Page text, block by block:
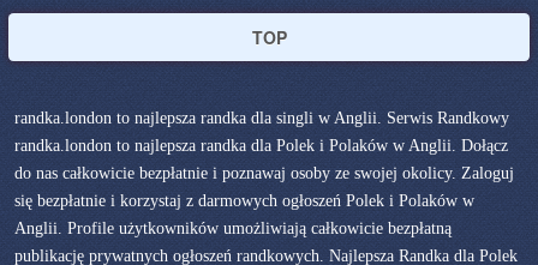
TOP
randka.london to najlepsza randka dla singli w Anglii. Serwis Randkowy
randka.london to najlepsza randka dla Polek i Polaków w Anglii. Dołącz
do nas całkowicie bezpłatnie i poznawaj osoby ze swojej okolicy. Zaloguj
się bezpłatnie i korzystaj z darmowych ogłoszeń Polek i Polaków w
Anglii. Profile użytkowników umożliwiają całkowicie bezpłatną
publikację prywatnych ogłoszeń randkowych. Najlepsza Randka dla Polek